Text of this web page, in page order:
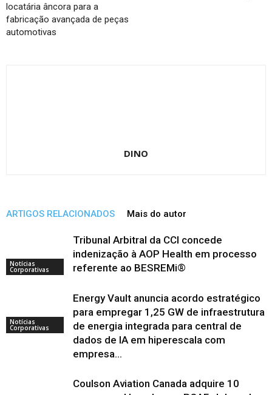
locatária âncora para a
fabricação avançada de peças
automotivas
DINO
ARTIGOS RELACIONADOS Mais do autor
Notícias
Corporativas
Tribunal Arbitral da CCI concede
indenização à AOP Health em processo
referente ao BESREMi®
Notícias
Corporativas
Energy Vault anuncia acordo estratégico
para empregar 1,25 GW de infraestrutura
de energia integrada para central de
dados de IA em hiperescala com
empresa...
Coulson Aviation Canada adquire 10